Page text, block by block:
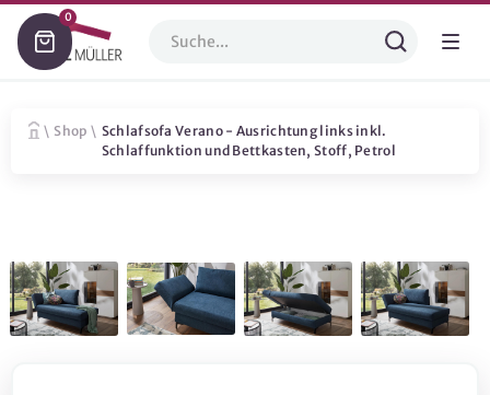
0
\ Shop \ Schlafsofa Verano - Ausrichtung links inkl.
Schlaffunktion und Bettkasten, Stoff, Petrol